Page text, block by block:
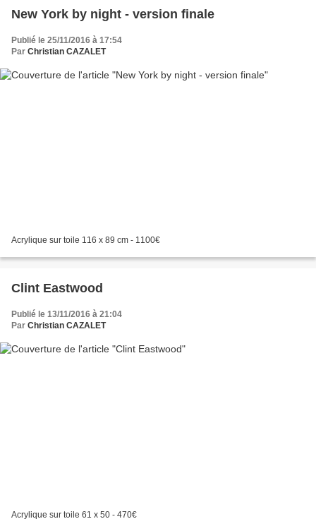
New York by night - version finale
Publié le 25/11/2016 à 17:54
Par Christian CAZALET
Acrylique sur toile 116 x 89 cm - 1100€
Clint Eastwood
Publié le 13/11/2016 à 21:04
Par Christian CAZALET
Acrylique sur toile 61 x 50 - 470€